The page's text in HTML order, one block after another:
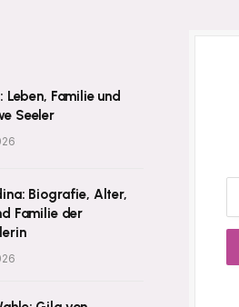
Leben, Familie und
Seeler
Biografie, Alter,
Familie der